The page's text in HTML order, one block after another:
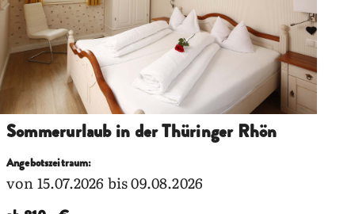
Sommerurlaub in der Thüringer Rhön
Angebotszeitraum:
von 15.07.2026 bis 09.08.2026